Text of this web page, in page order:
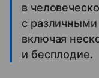
в
с
включая
и бесплодие.